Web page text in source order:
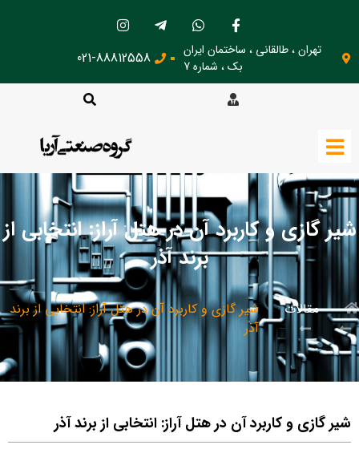
تهران ، طالقانی ، ساختمان ایران
بک ، شماره 7
021-88812558
شیر گازی و کاربرد آن در هتل آراز: انتخابی از
برند آذر
مقالات
شیر گازی و کاربرد آن در هتل آراز: انتخابی از برند
آذر
شیر گازی و کاربرد آن در هتل آراز: انتخابی از برند آذر